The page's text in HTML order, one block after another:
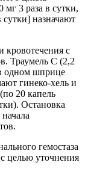
мг 3 раза в сутки,
сутки] назначают
кровотечения с
Траумель С (2,2
одном шприце
гинеко-хель и
20 капель
Остановка
гемостаза
целью уточнения